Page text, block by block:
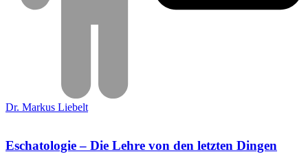
Dr. Markus Liebelt
Eschatologie – Die Lehre von den letzten Dingen